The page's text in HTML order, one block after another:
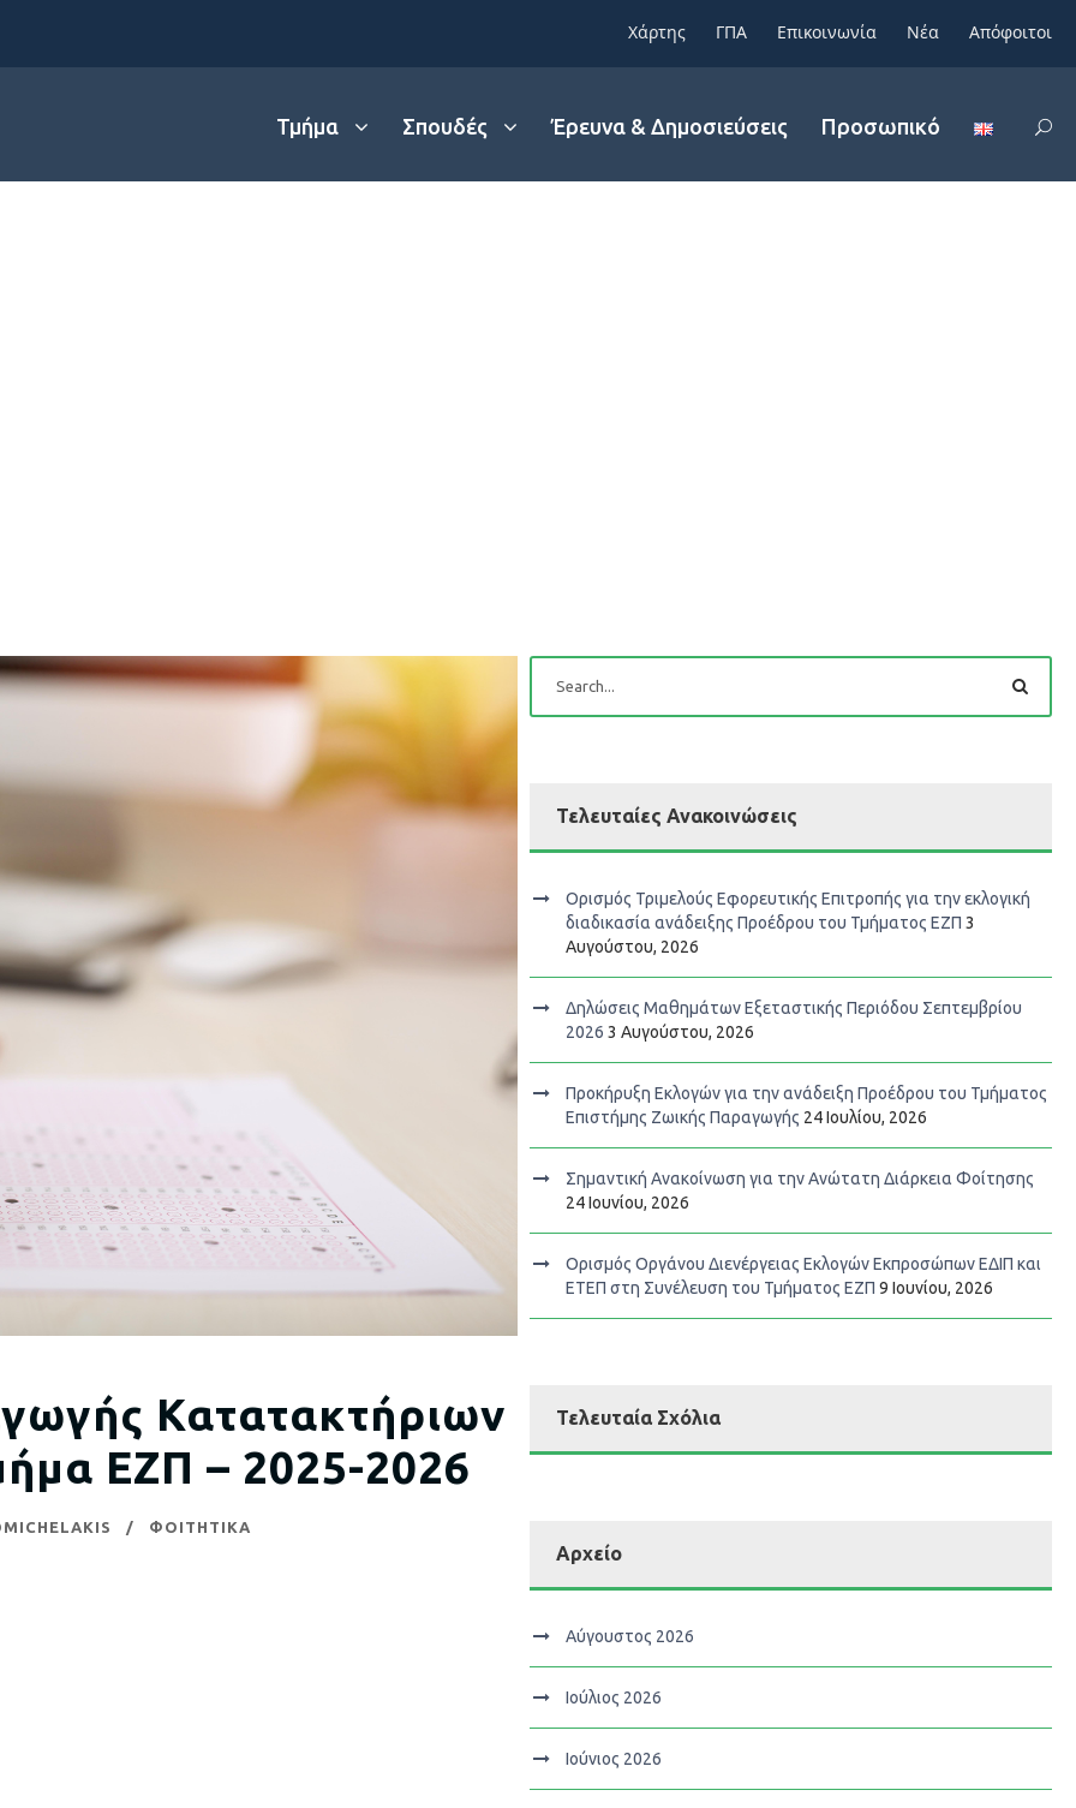
Χάρτης ΓΠΑ Επικοινωνία Νέα Απόφοιτοι
Τμήμα Σπουδές Έρευνα & Δημοσιεύσεις Προσωπικό
Κατατακτήριων
ΕΖΠ – 2025-2026
ΦΟΙΤΗΤΙΚΑ
Τελευταίες Ανακοινώσεις
Ορισμός Τριμελούς Εφορευτικής Επιτροπής για την εκλογική
διαδικασία ανάδειξης Προέδρου του Τμήματος ΕΖΠ 3
Αυγούστου, 2026
Δηλώσεις Μαθημάτων Εξεταστικής Περιόδου Σεπτεμβρίου
2026 3 Αυγούστου, 2026
Προκήρυξη Εκλογών για την ανάδειξη Προέδρου του Τμήματος
Επιστήμης Ζωικής Παραγωγής 24 Ιουλίου, 2026
Σημαντική Ανακοίνωση για την Ανώτατη Διάρκεια Φοίτησης
24 Ιουνίου, 2026
Ορισμός Οργάνου Διενέργειας Εκλογών Εκπροσώπων ΕΔΙΠ και
ΕΤΕΠ στη Συνέλευση του Τμήματος ΕΖΠ 9 Ιουνίου, 2026
Τελευταία Σχόλια
Αρχείο
Αύγουστος 2026
Ιούλιος 2026
Ιούνιος 2026